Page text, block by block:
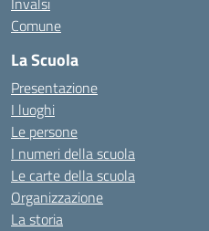
Comune
La Scuola
Presentazione
I luoghi
Le persone
I numeri della scuola
Le carte della scuola
Organizzazione
La storia